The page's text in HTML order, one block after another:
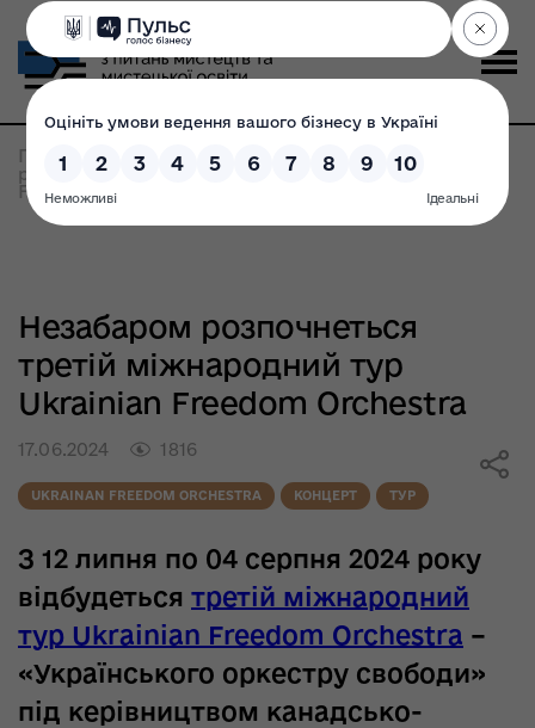
Головна Всі новини >
Незабаром
розпочнеться третій міжнародний тур Ukrainian
Freedom Orchestra
Незабаром розпочнеться
третій міжнародний тур
Ukrainian Freedom Orchestra
17.06.2024 1816
UKRAINAN FREEDOM ORCHESTRA КОНЦЕРТ ТУР
З 12 липня по 04 серпня 2024 року
відбудеться третій міжнародний
тур Ukrainian Freedom Orchestra –
«Українського оркестру свободи»
під керівництвом канадсько-